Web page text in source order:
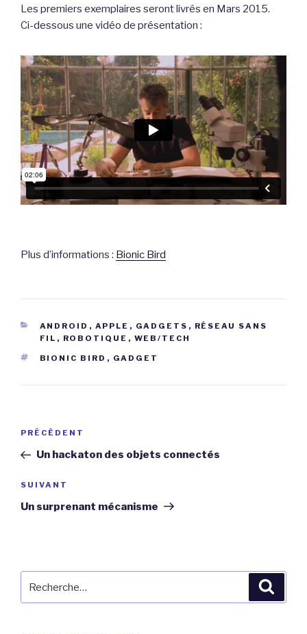
Les premiers exemplaires seront livrés en Mars 2015.
Ci-dessous une vidéo de présentation :
Plus d’informations : Bionic Bird
CATÉGORIES
ANDROID , APPLE , GADGETS , RÉSEAU SANS
FIL , ROBOTIQUE , WEB/TECH
ÉTIQUETTES
BIONIC BIRD , GADGET
Navigation
l’article
Article
précédent
PRÉCÉDENT
Un hackaton des objets connectés
Article
suivant
SUIVANT
Un surprenant mécanisme
pour